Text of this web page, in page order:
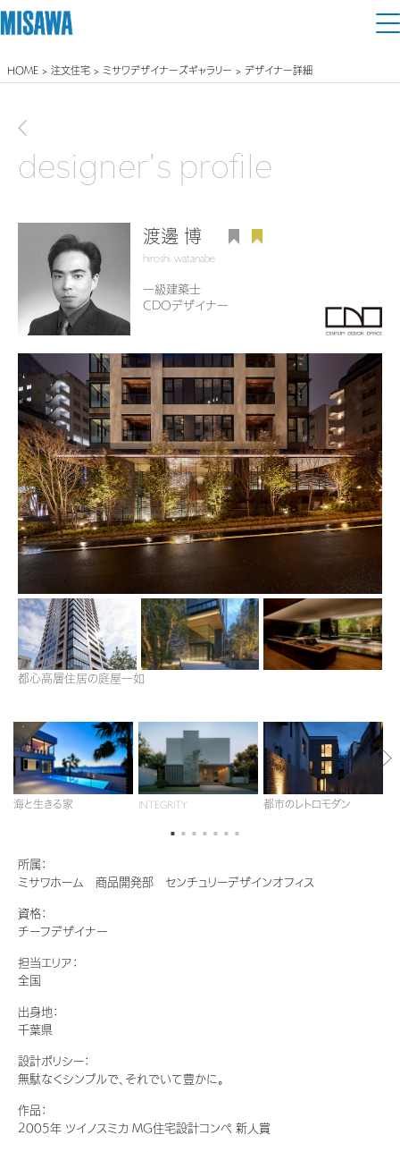
住まい
建てる
商品ラインアップ
デザイン
テクノロジー（住まいの性能）
建築事例・建築実例
デザイナーズギャラリー
インテリア
住まいづくりガイド
買う
分譲住宅（建売・土地）検索
中古住宅検索
スムストック検索
分譲マンション検索
売る [MISAWA RELAY]
住まいの売却
多彩な動画やこだわりが詰まった建築実例、注目の最新情報など、住まい
づくりを楽しく学べるデジタルラウンジです。
ホームラウンジ 新築・戸建て
個人のお客さま
賃貸住宅
賃貸併用住宅
店舗・各種施設
土地活用モデルルーム見学
土地活用実例
法人のお客さま
企業不動産活用（CRE）戦略
社宅建築
医療・介護・子育て・障がい福祉施設
これから土地活用・賃貸経営をご検討の方
役立つ多彩な情報を幅広くお届けします。
ホームラウンジ 土地活用・賃貸経営
戸建て・マンション
ミサワリフォームとは
リフォームの流れ
リフォームメニュー
リフォーム事例
事業用
事業用リノベーション
ホテル・旅館リフォーム
リフォーム営業所
これからリフォームをご検討の方
実例動画や基礎知識、収納の工夫など、理想の住まいを叶えるリフォーム
の具体策とアイデアを豊富にご用意しています。
まちづくり
複合開発・投資開発
複合開発事業（ASMACI-アスマチ-）
再開発・官民連携事業
分譲マンション開発事業
収益不動産・投資開発事業
建築再生事業
事業用売買
事業用地・事業用建物
分譲用地
すべてのフィールドに新しい価値をデザインし、持続可能な未来志向のま
ちづくりを実現していきます。
ミサワゼネラルソリューション
オーナーサポート
サポートメニュー
住まいるりんぐ（ロングサポート）
保証制度
アフターメンテナンス
ミサワリフォーム
ご相談窓口
お客様センター
ミサワホームオーナーさま・リフォーム工事ご契約者さまとミサワホームを
結ぶコミュニケーションサイト。お得・便利・安心なコンテンツや、ミサワホ
ミサワオーナーズクラブ
企業・IR情報
企業・IR
ニュース
MISAWAについて
ミサワホームグループ
IR情報
SDGs
採用情報
新卒者採用
障がい者採用
ウエルネス事業
海外事業
展示場・イベント情報
カタログ請求
住まいのご相談
HOME > 注文住宅 > ミサワデザイナーズギャラリー > デザイナー詳細
designer's profile
渡邊 博
hiroshi watanabe
一級建築士
CDOデザイナー
都心高層住居の庭屋一如
海と生きる家 INTEGRITY 都市のレトロモダン
所属：
ミサワホーム 商品開発部 センチュリーデザインオフィス
資格：
チーフデザイナー
担当エリア：
全国
出身地：
千葉県
設計ポリシー：
無駄なくシンプルで、それでいて豊かに。
作品：
2005年 ツイノスミカ MG住宅設計コンペ 新人賞